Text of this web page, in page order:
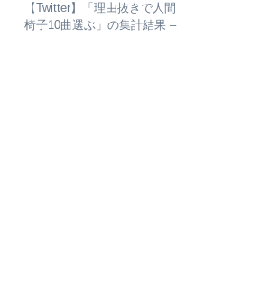
【Twitter】「理由抜きで人間
椅子10曲選ぶ」の集計結果 –